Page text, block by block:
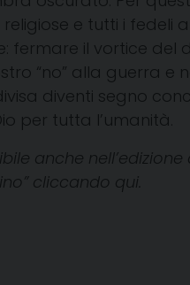
e tutti i fedeli
fermare il vortice del
“no” alla guerra e
diventi segno
per tutta l’umanità.
anche
cliccando qui.